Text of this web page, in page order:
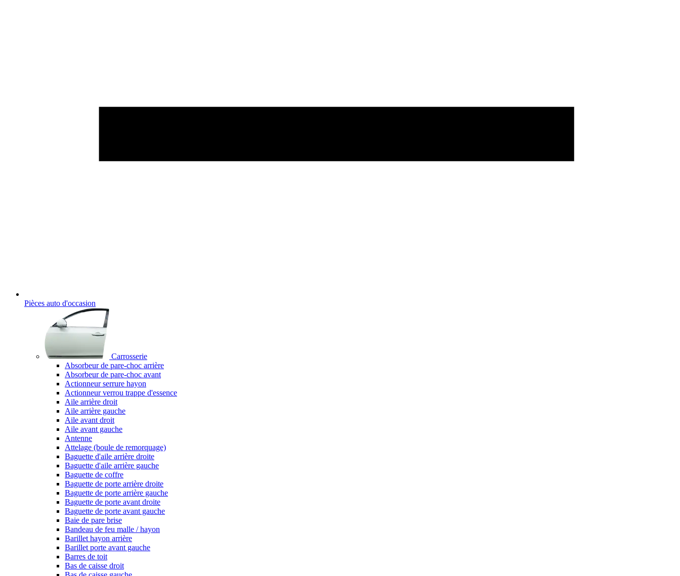
Pièces auto d'occasion
Carrosserie
Absorbeur de pare-choc arrière
Absorbeur de pare-choc avant
Actionneur serrure hayon
Actionneur verrou trappe d'essence
Aile arrière droit
Aile arrière gauche
Aile avant droit
Aile avant gauche
Antenne
Attelage (boule de remorquage)
Baguette d'aile arrière droite
Baguette d'aile arrière gauche
Baguette de coffre
Baguette de porte arrière droite
Baguette de porte arrière gauche
Baguette de porte avant droite
Baguette de porte avant gauche
Baie de pare brise
Bandeau de feu malle / hayon
Barillet hayon arrière
Barillet porte avant gauche
Barres de toit
Bas de caisse droit